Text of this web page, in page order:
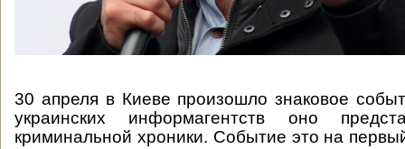
30 апреля в Киеве произошло знаковое
украинских информагентств оно
криминальной хроники. Событие это на